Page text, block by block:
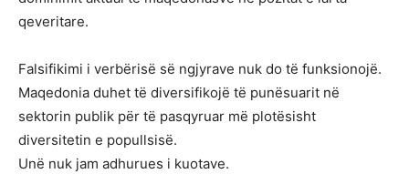
qeveritare.
Falsifikimi i verbërisë së ngjyrave nuk do të funksionojë.
Maqedonia duhet të diversifikojë të punësuarit në
sektorin publik për të pasqyruar më plotësisht
diversitetin e popullsisë.
Unë nuk jam adhurues i kuotave.